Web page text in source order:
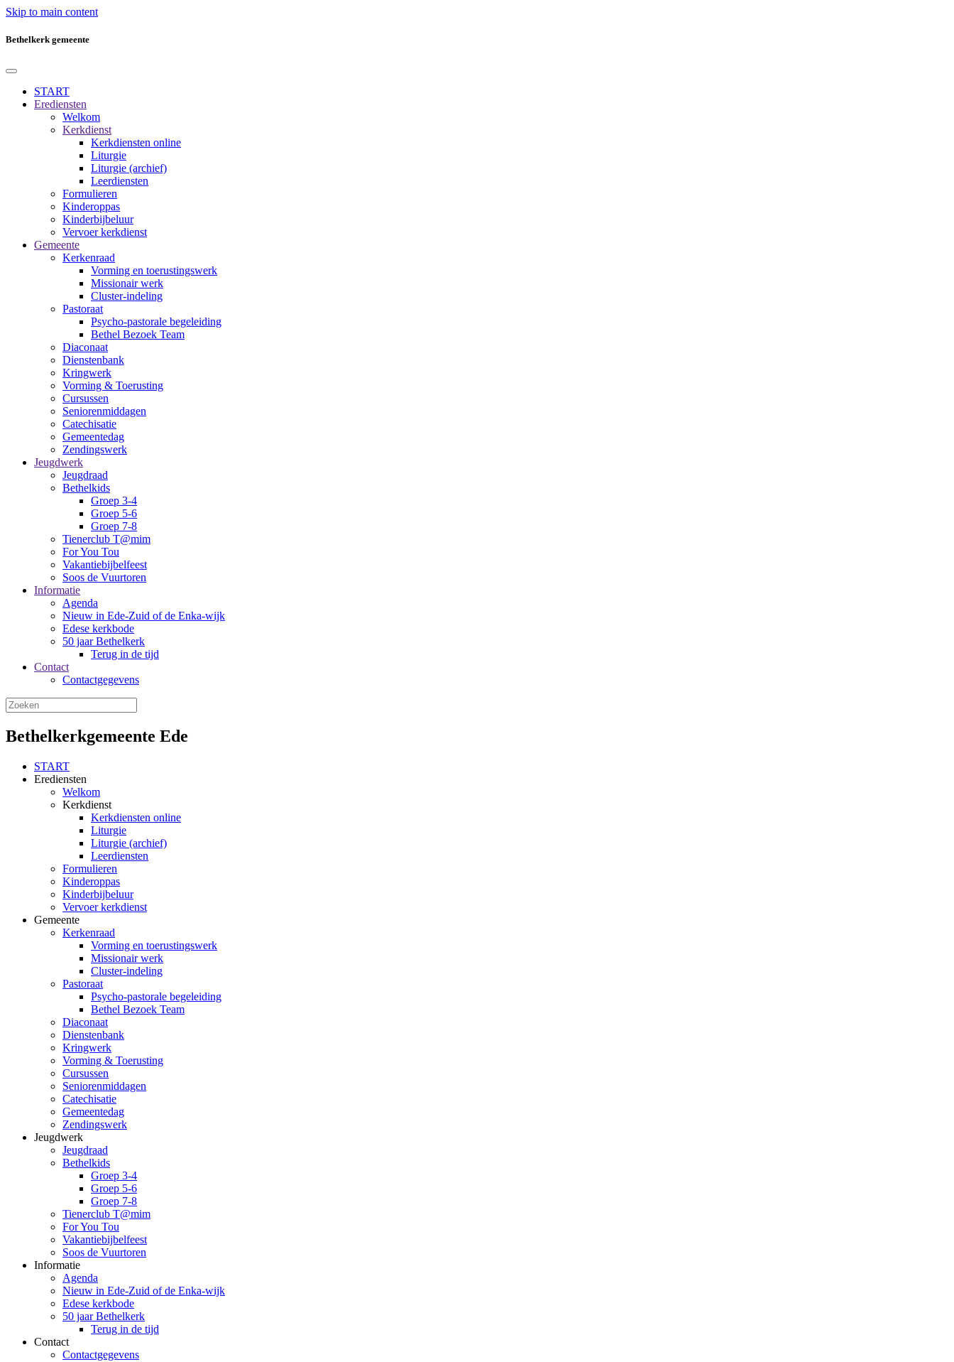
Skip to main content
Bethelkerk gemeente
START
Erediensten
Welkom
Kerkdienst
Kerkdiensten online
Liturgie
Liturgie (archief)
Leerdiensten
Formulieren
Kinderoppas
Kinderbijbeluur
Vervoer kerkdienst
Gemeente
Kerkenraad
Vorming en toerustingswerk
Missionair werk
Cluster-indeling
Pastoraat
Psycho-pastorale begeleiding
Bethel Bezoek Team
Diaconaat
Dienstenbank
Kringwerk
Vorming & Toerusting
Cursussen
Seniorenmiddagen
Catechisatie
Gemeentedag
Zendingswerk
Jeugdwerk
Jeugdraad
Bethelkids
Groep 3-4
Groep 5-6
Groep 7-8
Tienerclub T@mim
For You Tou
Vakantiebijbelfeest
Soos de Vuurtoren
Informatie
Agenda
Nieuw in Ede-Zuid of de Enka-wijk
Edese kerkbode
50 jaar Bethelkerk
Terug in de tijd
Contact
Contactgegevens
Bethelkerkgemeente Ede
START
Erediensten
Welkom
Kerkdienst
Kerkdiensten online
Liturgie
Liturgie (archief)
Leerdiensten
Formulieren
Kinderoppas
Kinderbijbeluur
Vervoer kerkdienst
Gemeente
Kerkenraad
Vorming en toerustingswerk
Missionair werk
Cluster-indeling
Pastoraat
Psycho-pastorale begeleiding
Bethel Bezoek Team
Diaconaat
Dienstenbank
Kringwerk
Vorming & Toerusting
Cursussen
Seniorenmiddagen
Catechisatie
Gemeentedag
Zendingswerk
Jeugdwerk
Jeugdraad
Bethelkids
Groep 3-4
Groep 5-6
Groep 7-8
Tienerclub T@mim
For You Tou
Vakantiebijbelfeest
Soos de Vuurtoren
Informatie
Agenda
Nieuw in Ede-Zuid of de Enka-wijk
Edese kerkbode
50 jaar Bethelkerk
Terug in de tijd
Contact
Contactgegevens